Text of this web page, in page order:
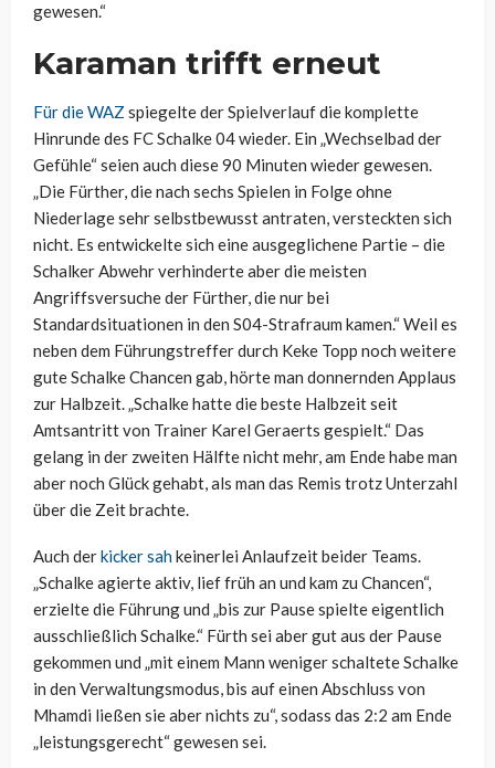
gewesen.“
Karaman trifft erneut
Für die WAZ spiegelte der Spielverlauf die komplette
Hinrunde des FC Schalke 04 wieder. Ein „Wechselbad der
Gefühle“ seien auch diese 90 Minuten wieder gewesen.
„Die Fürther, die nach sechs Spielen in Folge ohne
Niederlage sehr selbstbewusst antraten, versteckten sich
nicht. Es entwickelte sich eine ausgeglichene Partie – die
Schalker Abwehr verhinderte aber die meisten
Angriffsversuche der Fürther, die nur bei
Standardsituationen in den S04-Strafraum kamen.“ Weil es
neben dem Führungstreffer durch Keke Topp noch weitere
gute Schalke Chancen gab, hörte man donnernden Applaus
zur Halbzeit. „Schalke hatte die beste Halbzeit seit
Amtsantritt von Trainer Karel Geraerts gespielt.“ Das
gelang in der zweiten Hälfte nicht mehr, am Ende habe man
aber noch Glück gehabt, als man das Remis trotz Unterzahl
über die Zeit brachte.
Auch derkicker sahkeinerlei Anlaufzeit beider Teams.
„Schalke agierte aktiv, lief früh an und kam zu Chancen“,
erzielte die Führung und „bis zur Pause spielte eigentlich
ausschließlich Schalke.“ Fürth sei aber gut aus der Pause
gekommen und „mit einem Mann weniger schaltete Schalke
in den Verwaltungsmodus, bis auf einen Abschluss von
Mhamdi ließen sie aber nichts zu“, sodass das 2:2 am Ende
„leistungsgerecht“ gewesen sei.